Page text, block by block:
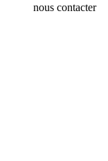
nous contacter